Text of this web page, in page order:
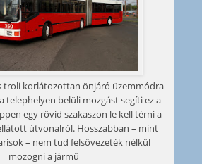
troli korlátozottan önjáró üzemmódra
telephelyen belüli mozgást segíti ez a
egy rövid szakaszon le kell térni a
útvonalról. Hosszabban – mint
– nem tud felsővezeték nélkül
mozogni a jármű